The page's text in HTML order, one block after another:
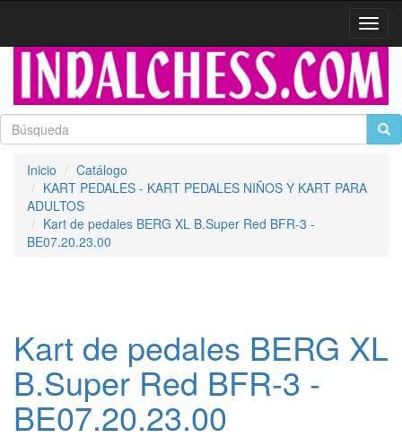
Inicio
Catálogo
KART PEDALES - KART PEDALES NIÑOS Y KART PARA
ADULTOS
Kart de pedales BERG XL B.Super Red BFR-3 -
BE07.20.23.00
Kart de pedales BERG XL
B.Super Red BFR-3 -
BE07.20.23.00